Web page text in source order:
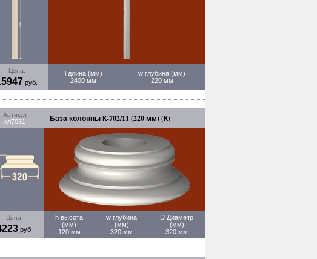
Цена:
руб.
l длина (мм)
2400 мм
w глубина (мм)
220 мм
Артикул
кл7031 База колонны К-702/11 (220 мм) (К)
Цена:
руб.
h высота
(мм)
120 мм
w глубина
(мм)
320 мм
D Диаметр
(мм)
320 мм